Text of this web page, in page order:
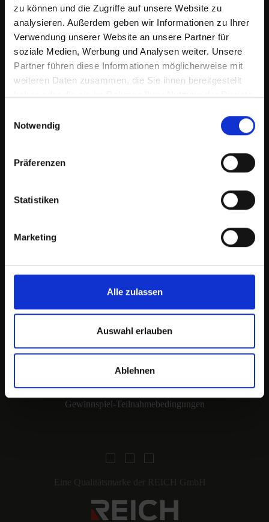
zu können und die Zugriffe auf unsere Website zu
analysieren. Außerdem geben wir Informationen zu Ihrer
Verwendung unserer Website an unsere Partner für
soziale Medien, Werbung und Analysen weiter. Unsere
Partner führen diese Informationen möglicherweise mit
weiteren Daten zusammen, die Sie ihnen bereitgestellt
Notwendig
Präferenzen
Statistiken
Marketing
Alle zulassen
Auswahl erlauben
Ablehnen
Ich stimme zu, andere Benachrichtigungen von
mit "Einsenden" zu.
Rechtliches
Meldestelle
Datenschutz
Gewinnspiel-Teilnahmebedingungen